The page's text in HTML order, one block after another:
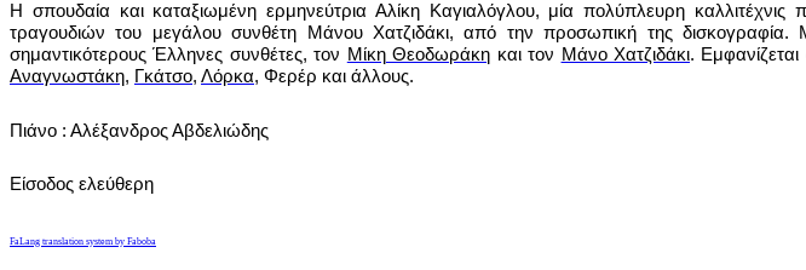
Η σπουδαία και καταξιωμένη ερμηνεύτρια Αλίκη Καγιαλόγλου, μία πολύπλευρη
τραγουδιών του μεγάλου συνθέτη Μάνου Χατζιδάκι, από την προσωπική της δισκογραφία.
σημαντικότερους Έλληνες συνθέτες, τον Μίκη Θεοδωράκη και τον Μάνο Χατζιδάκι.
Αναγνωστάκη, Γκάτσο, Λόρκα, Φερέρ και άλλους.
Πιάνο : Αλέξανδρος Αβδελιώδης
Είσοδος ελεύθερη
FaLang translation system by Faboba